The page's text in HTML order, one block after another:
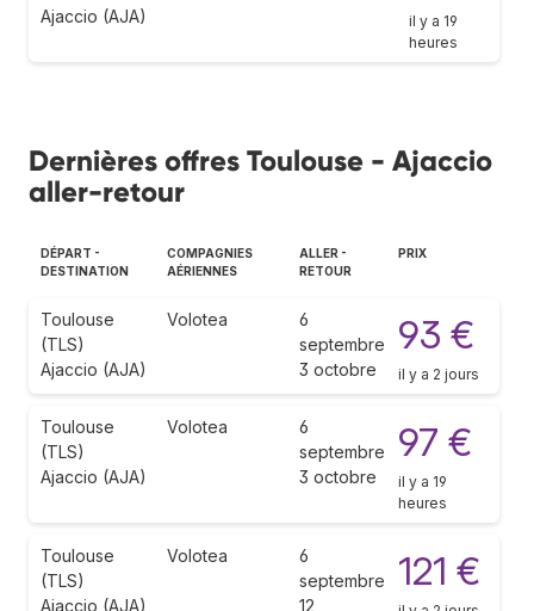
Ajaccio (AJA)
il y a 19
heures
Dernières offres Toulouse - Ajaccio
aller-retour
DÉPART -
DESTINATION
COMPAGNIES
AÉRIENNES
ALLER -
RETOUR
PRIX
Toulouse
(TLS)
Ajaccio (AJA)
Volotea
6
septembre
3 octobre
93 €
il y a 2 jours
Toulouse
(TLS)
Ajaccio (AJA)
Volotea
6
septembre
3 octobre
97 €
il y a 19
heures
Toulouse
(TLS)
Ajaccio (AJA)
Volotea
6
septembre
12
121 €